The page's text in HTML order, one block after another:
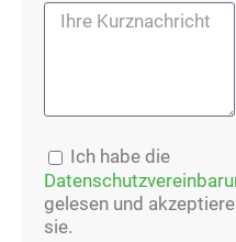
Ich habe die
gelesen und akzeptiere
sie.